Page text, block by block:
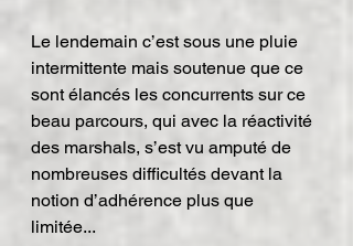
Le lendemain c’est sous une pluie
intermittente mais soutenue que ce
sont élancés les concurrents sur ce
beau parcours, qui avec la réactivité
des marshals, s’est vu amputé de
nombreuses difficultés devant la
notion d’adhérence plus que
limitée...